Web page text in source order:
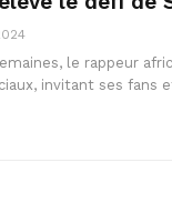
le rappeur
invitant ses fans